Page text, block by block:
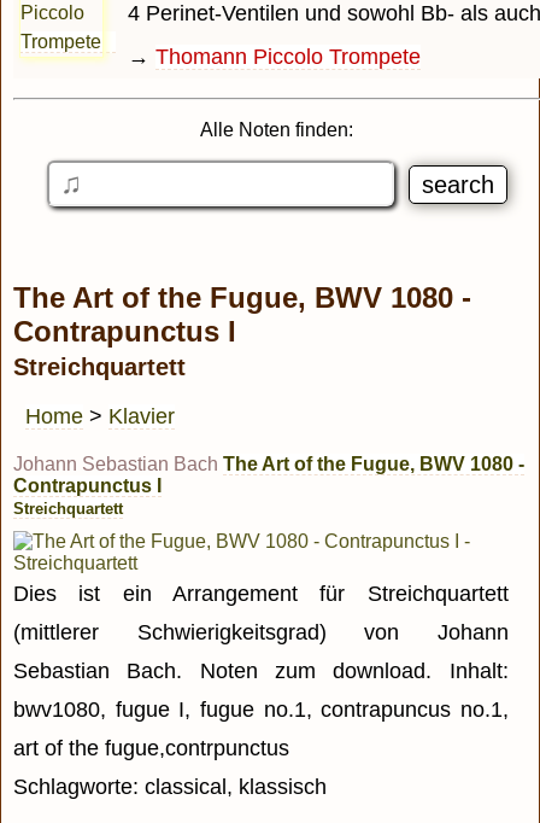
4 Perinet-Ventilen und sowohl Bb- als
→ Thomann Piccolo Trompete
Alle Noten finden:
The Art of the Fugue, BWV 1080 -
Contrapunctus I
Streichquartett
Home > Klavier
Johann Sebastian Bach The Art of the Fugue, BWV 1080 -
Contrapunctus I
Streichquartett
Dies ist ein Arrangement für Streichquartett
(mittlerer Schwierigkeitsgrad) von Johann
Sebastian Bach. Noten zum download. Inhalt:
bwv1080, fugue I, fugue no.1, contrapuncus no.1,
art of the fugue,contrpunctus
Schlagworte: classical, klassisch